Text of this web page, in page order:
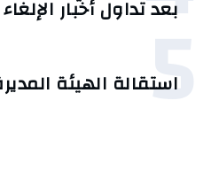
بعد تداول أخبار الإلغاء
5
استقالة الهيئة